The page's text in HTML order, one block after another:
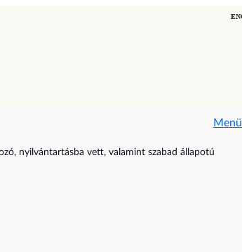
Menü
nyilvántartásba vett, valamint szabad állapotú